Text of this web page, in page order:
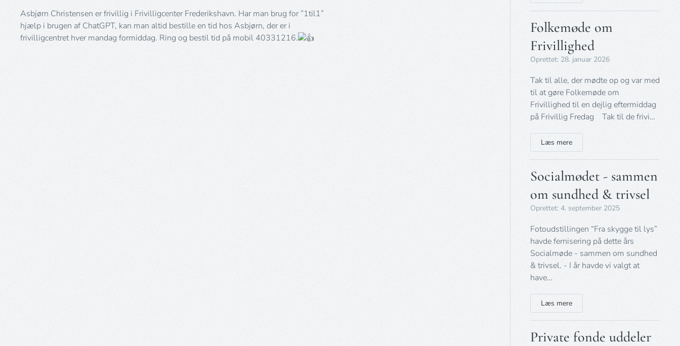
Asbjørn Christensen er frivillig i Frivilligcenter Frederikshavn. Har man brug for ”1til1”
hjælp i brugen af ChatGPT, kan man altid bestille en tid hos Asbjørn, der er i
frivilligcentret hver mandag formiddag. Ring og bestil tid på mobil 40331216.
Folkemøde om
Frivillighed
Oprettet: 28. januar 2026
Tak til alle, der mødte op og var med
til at gøre Folkemøde om
Frivillighed til en dejlig eftermiddag
på Frivillig Fredag Tak til de frivi…
Læs mere
Socialmødet - sammen
om sundhed & trivsel
Oprettet: 4. september 2025
Fotoudstillingen “Fra skygge til lys”
havde fernisering på dette års
Socialmøde - sammen om sundhed
& trivsel. - I år havde vi valgt at
have…
Læs mere
Private fonde uddeler